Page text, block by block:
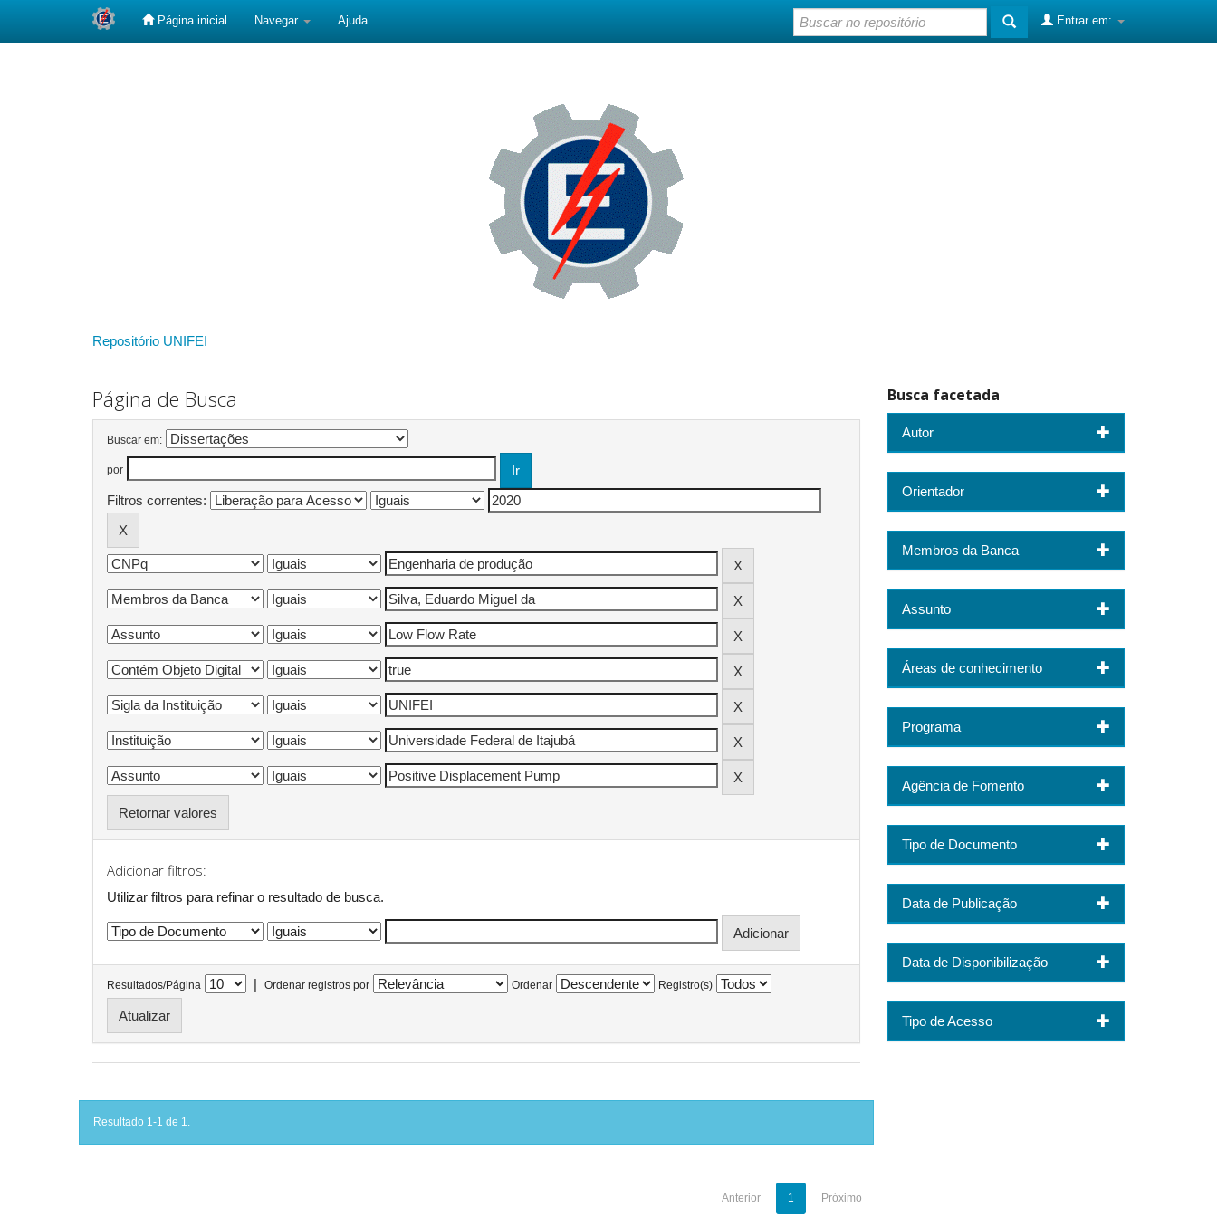
Página inicial Navegar Ajuda Entrar em:
Repositório UNIFEI
Página de Busca
Buscar em:
por
Filtros correntes:
Retornar valores
Adicionar filtros:
Utilizar filtros para refinar o resultado de busca.
Resultados/Página | Ordenar registros por Ordenar Registro(s)
Resultado 1-1 de 1.
Anterior 1 Próximo
Busca facetada
Autor
Orientador
Membros da Banca
Assunto
Áreas de conhecimento
Programa
Agência de Fomento
Tipo de Documento
Data de Publicação
Data de Disponibilização
Tipo de Acesso